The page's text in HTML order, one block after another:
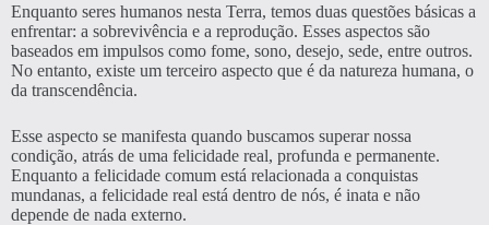
Enquanto seres humanos nesta Terra, temos duas questões básicas a
enfrentar: a sobrevivência e a reprodução. Esses aspectos são
baseados em impulsos como fome, sono, desejo, sede, entre outros.
No entanto, existe um terceiro aspecto que é da natureza humana, o
da transcendência.
Esse aspecto se manifesta quando buscamos superar nossa
condição, atrás de uma felicidade real, profunda e permanente.
Enquanto a felicidade comum está relacionada a conquistas
mundanas, a felicidade real está dentro de nós, é inata e não
depende de nada externo.